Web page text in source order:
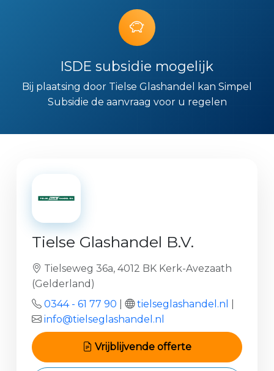
ISDE subsidie mogelijk
Bij plaatsing door Tielse Glashandel kan Simpel
Subsidie de aanvraag voor u regelen
Tielse Glashandel B.V.
Tielseweg 36a, 4012 BK Kerk-Avezaath
(Gelderland)
0344 - 61 77 90
tielseglashandel.nl
info@tielseglashandel.nl
Vrijblijvende offerte